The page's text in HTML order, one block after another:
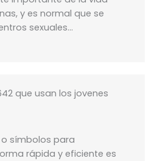
y es normal que se
sexuales…
que usan los jovenes
símbolos para
rápida y eficiente es